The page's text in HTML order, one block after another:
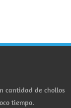
cantidad de chollos
tiempo.